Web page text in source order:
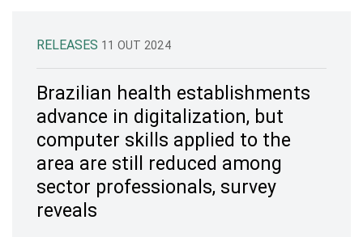
RELEASES 11 OUT 2024
Brazilian health establishments
advance in digitalization, but
computer skills applied to the
area are still reduced among
sector professionals, survey
reveals